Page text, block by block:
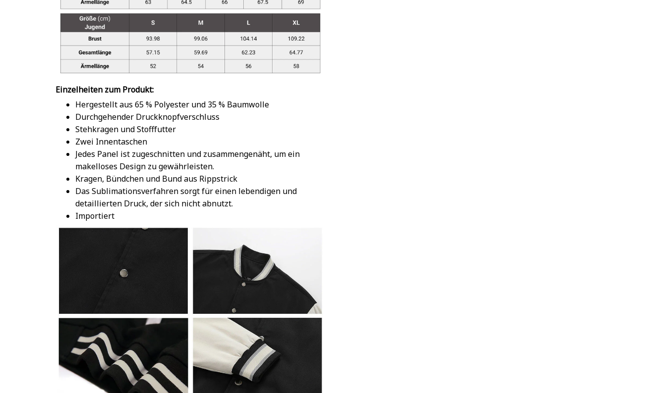
Einzelheiten zum Produkt:
Hergestellt aus 65 % Polyester und 35 % Baumwolle
Durchgehender Druckknopfverschluss
Stehkragen und Stofffutter
Zwei Innentaschen
Jedes Panel ist zugeschnitten und zusammengenäht, um ein
makelloses Design zu gewährleisten.
Kragen, Bündchen und Bund aus Rippstrick
Das Sublimationsverfahren sorgt für einen lebendigen und
detaillierten Druck, der sich nicht abnutzt.
Importiert